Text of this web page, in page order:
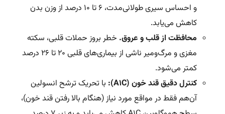
و احساس سیری طولانی‌مدت، ۶ تا ۱۰ درصد از وزن بدن
کاهش می‌یابد.
محافظت از قلب و عروق. خطر بروز حملات قلبی، سکته
مغزی و مرگ‌ومیر ناشی از بیماری‌های قلبی ۲۰ تا ۲۶ درصد
کمتر می‌شود.
کنترل دقیق قند خون (A۱C):
با تحریک ترشح انسولین
آن‌هم فقط در مواقع مورد نیاز (هنگام بالا رفتن قند خون)،